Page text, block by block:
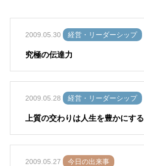
2009.05.30 経営・リーダーシップ
究極の伝達力
2009.05.28 経営・リーダーシップ
上質の交わりは人生を豊かにする
2009.05.27 今日の出来事